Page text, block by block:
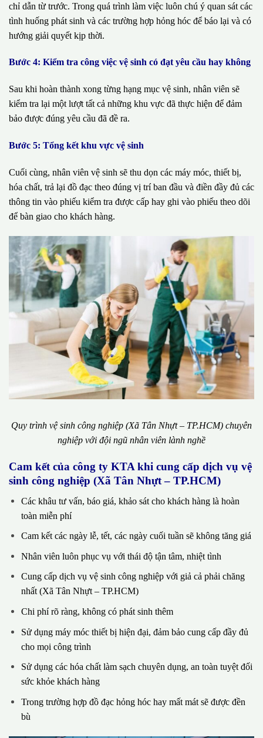
chỉ dẫn từ trước. Trong quá trình làm việc luôn chú ý quan sát các
tình huống phát sinh và các trường hợp hỏng hóc để báo lại và có
hướng giải quyết kịp thời.
Bước 4: Kiểm tra công việc vệ sinh có đạt yêu cầu hay không
Sau khi hoàn thành xong từng hạng mục vệ sinh, nhân viên sẽ
kiểm tra lại một lượt tất cả những khu vực đã thực hiện để đảm
bảo được đúng yêu cầu đã đề ra.
Bước 5: Tổng kết khu vực vệ sinh
Cuối cùng, nhân viên vệ sinh sẽ thu dọn các máy móc, thiết bị,
hóa chất, trả lại đồ đạc theo đúng vị trí ban đầu và điền đầy đủ các
thông tin vào phiếu kiểm tra được cấp hay ghi vào phiếu theo dõi
để bàn giao cho khách hàng.
Quy trình vệ sinh công nghiệp (Xã Tân Nhựt – TP.HCM) chuyên
nghiệp với đội ngũ nhân viên lành nghề
Cam kết của công ty KTA khi cung cấp dịch vụ vệ
sinh công nghiệp (Xã Tân Nhựt – TP.HCM)
Các khâu tư vấn, báo giá, khảo sát cho khách hàng là hoàn
toàn miễn phí
Cam kết các ngày lễ, tết, các ngày cuối tuần sẽ không tăng giá
Nhân viên luôn phục vụ với thái độ tận tâm, nhiệt tình
Cung cấp dịch vụ vệ sinh công nghiệp với giả cả phải chăng
nhất (Xã Tân Nhựt – TP.HCM)
Chi phí rõ ràng, không có phát sinh thêm
Sử dụng máy móc thiết bị hiện đại, đảm bảo cung cấp đầy đủ
cho mọi công trình
Sử dụng các hóa chất làm sạch chuyên dụng, an toàn tuyệt đối
sức khỏe khách hàng
Trong trường hợp đồ đạc hỏng hóc hay mất mát sẽ được đền
bù